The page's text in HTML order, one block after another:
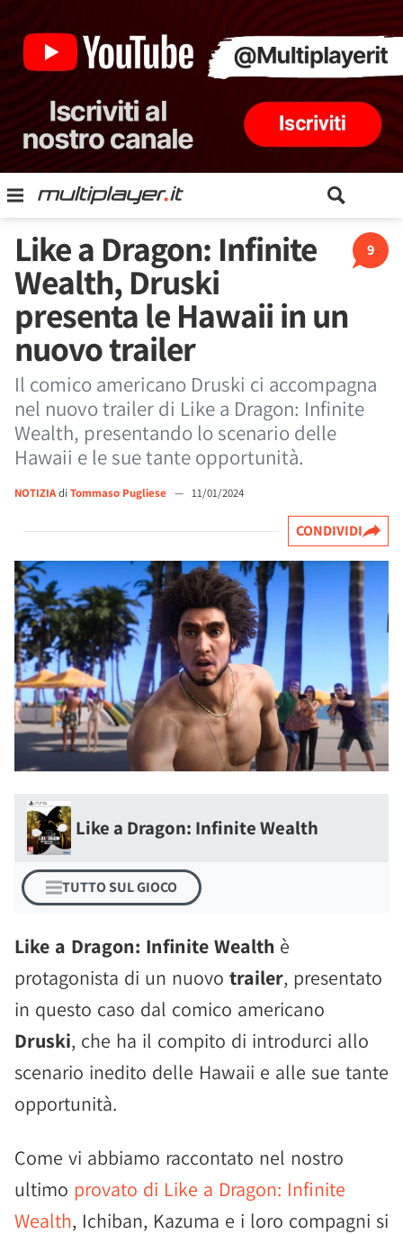
9
Like a Dragon: Infinite
Wealth, Druski
presenta le Hawaii in un
nuovo trailer
Il comico americano Druski ci accompagna
nel nuovo trailer di Like a Dragon: Infinite
Wealth, presentando lo scenario delle
Hawaii e le sue tante opportunità.
NOTIZIAdi Tommaso Pugliese — 11/01/2024
CONDIVIDI
Like a Dragon: Infinite Wealth
TUTTO SUL GIOCO
Like a Dragon: Infinite Wealth è
protagonista di un nuovo trailer, presentato
in questo caso dal comico americano
Druski, che ha il compito di introdurci allo
scenario inedito delle Hawaii e alle sue tante
opportunità.
Come vi abbiamo raccontato nel nostro
ultimo provato di Like a Dragon: Infinite
Wealth, Ichiban, Kazuma e i loro compagni si